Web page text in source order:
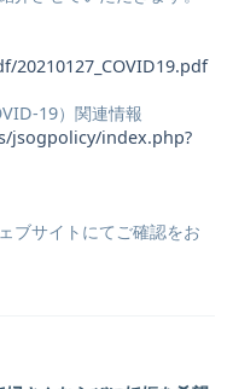
19）関連情報
jsogpolicy/index.php?
ブサイトにてご確認をお